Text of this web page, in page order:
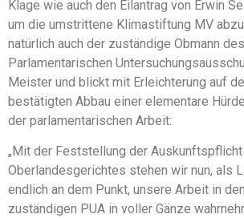
Klage wie auch den Eilantrag von Erwin
um die umstrittene Klimastiftung MV
natürlich auch der zuständige Obmann des
Parlamentarischen
Meister und blickt mit Erleichterung auf
bestätigten Abbau einer elementare
der parlamentarischen Arbeit:
„Mit der Feststellung der
Oberlandesgerichtes stehen wir nun, als
endlich an dem Punkt, unsere Arbeit in
zuständigen PUA in voller Gänze